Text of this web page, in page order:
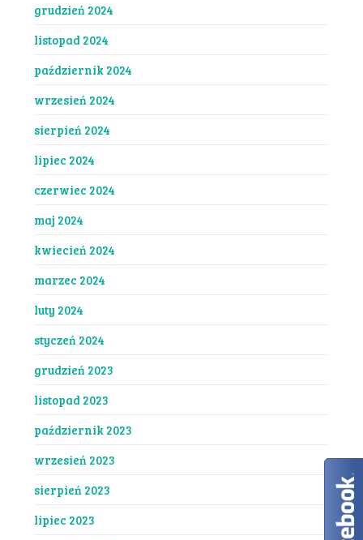
grudzień 2024
listopad 2024
październik 2024
wrzesień 2024
sierpień 2024
lipiec 2024
czerwiec 2024
maj 2024
kwiecień 2024
marzec 2024
luty 2024
styczeń 2024
grudzień 2023
listopad 2023
październik 2023
wrzesień 2023
sierpień 2023
lipiec 2023